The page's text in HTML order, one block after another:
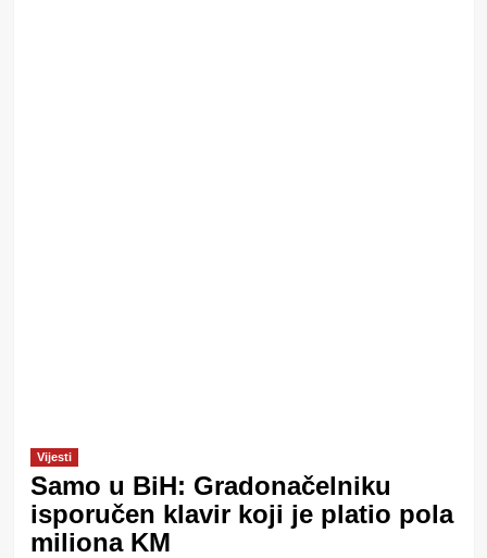
Vijesti
Samo u BiH: Gradonačelniku
isporučen klavir koji je platio pola
miliona KM